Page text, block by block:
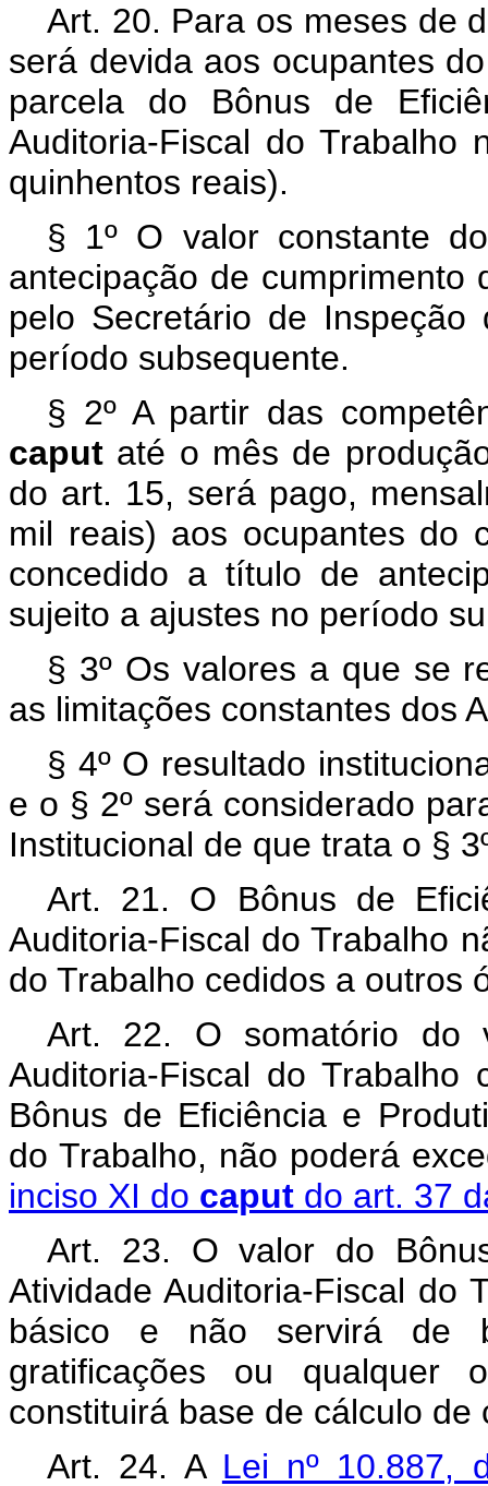
Art. 20. Para os meses de
será devida aos ocupantes
parcela do Bônus de
Auditoria-Fiscal do
quinhentos reais).
§ 1º O valor constante
antecipação de cumprimento
pelo Secretário de
período subsequente.
§ 2º A partir das
caput até o mês de
do art. 15, será pago,
mil reais) aos ocupantes do
concedido a título de
sujeito a ajustes no período
§ 3º Os valores a que se
as limitações constantes dos
§ 4º O resultado
e o § 2º será considerado
Institucional de que trata o §
Art. 21. O Bônus de
Auditoria-Fiscal do Trabalho
do Trabalho cedidos a outros
Art. 22. O somatório do
Auditoria-Fiscal do
Bônus de Eficiência e
do Trabalho, não poderá
inciso XI do caput do art. 37
Art. 23. O valor do
Atividade Auditoria-Fiscal do
básico e não servirá de
gratificações ou qualquer
constituirá base de cálculo
Art. 24. A Lei nº 10.887,